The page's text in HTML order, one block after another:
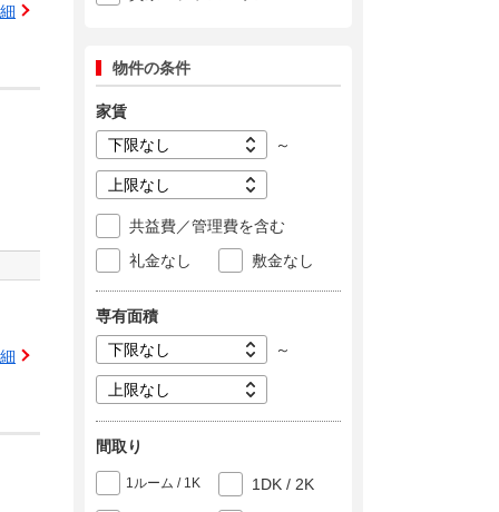
物件の条件
家賃
～
共益費／管理費を含む
礼金なし
敷金なし
専有面積
～
間取り
1ルーム / 1K 1DK / 2K